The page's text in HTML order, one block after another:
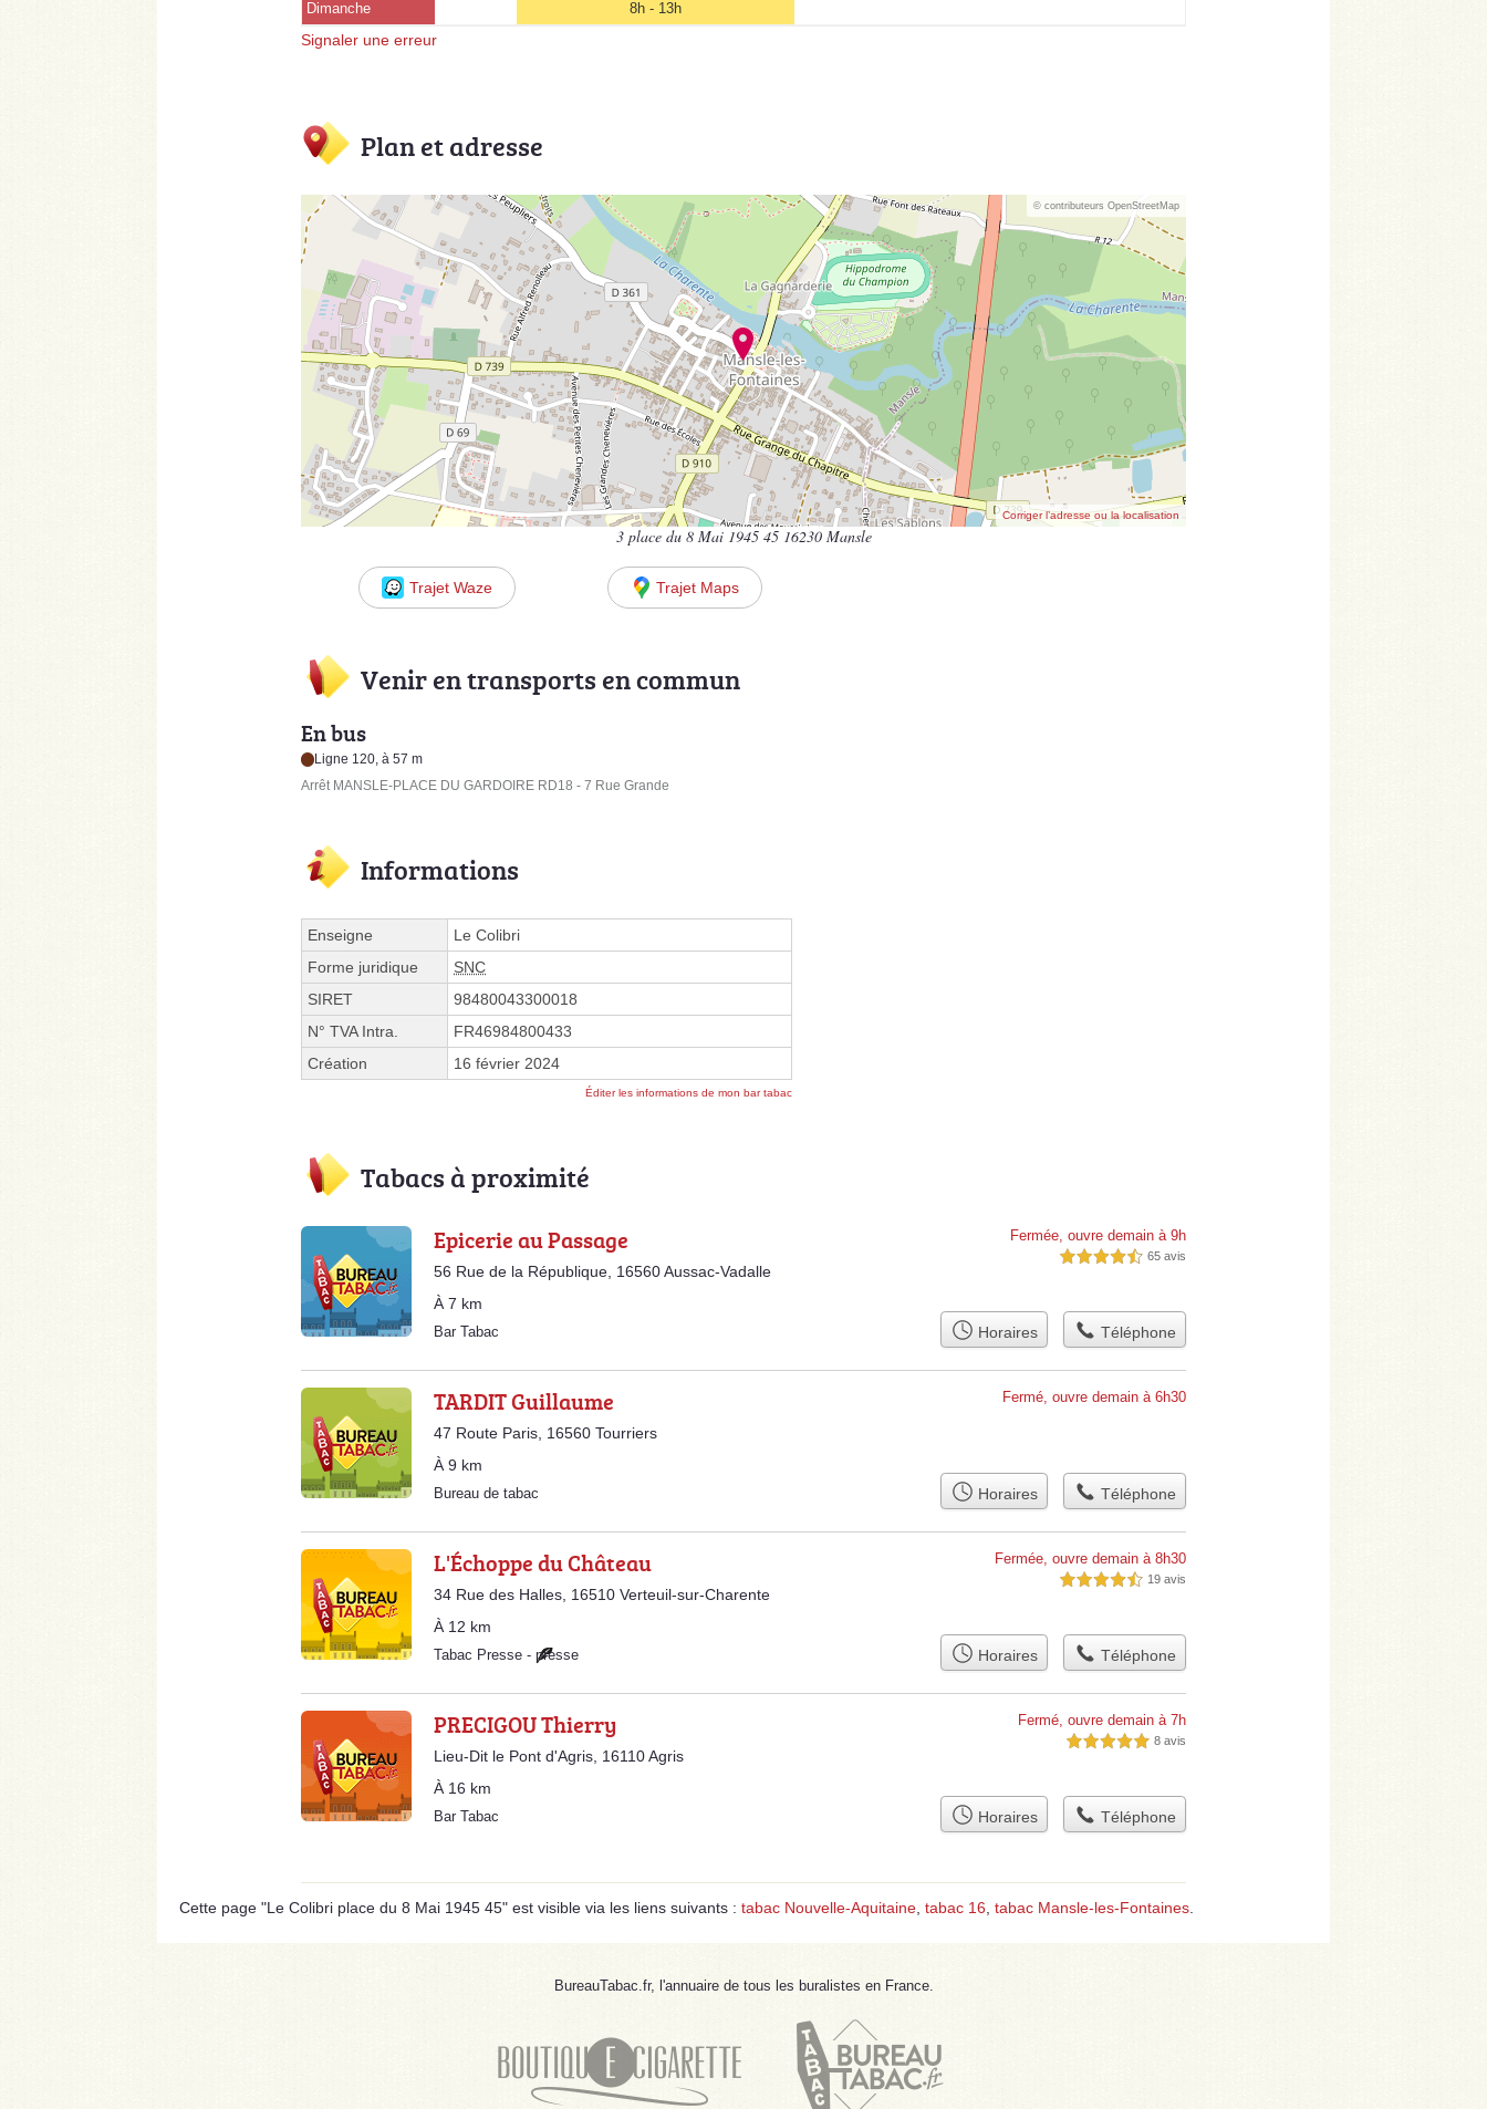
Dimanche 8h - 13h
Signaler une erreur
Plan et adresse
© contributeurs OpenStreetMap
Corriger l’adresse ou la localisation
3 place du 8 Mai 1945 45 16230 Mansle
Trajet Waze Trajet Maps
Venir en transports en commun
En bus
Ligne 120, à 57 m
Arrêt MANSLE-PLACE DU GARDOIRE RD18 - 7 Rue Grande
Informations
Enseigne
Le Colibri
Forme juridique
SNC
SIRET
98480043300018
N° TVA Intra.
FR46984800433
Création
16 février 2024
Éditer les informations de mon bar tabac
Tabacs à proximité
Epicerie au Passage
56 Rue de la République, 16560 Aussac-Vadalle
À 7 km
Fermée, ouvre demain à 9h
4,5 étoiles sur 5 65 avis
Bar Tabac Horaires Téléphone
TARDIT Guillaume
47 Route Paris, 16560 Tourriers
À 9 km
Fermé, ouvre demain à 6h30
Bureau de tabac Horaires Téléphone
L'Échoppe du Château
34 Rue des Halles, 16510 Verteuil-sur-Charente
À 12 km
Fermée, ouvre demain à 8h30
4,5 étoiles sur 5 19 avis
Tabac Presse - presse Horaires Téléphone
PRECIGOU Thierry
Lieu-Dit le Pont d'Agris, 16110 Agris
À 16 km
Fermé, ouvre demain à 7h
5,0 étoiles sur 5 8 avis
Bar Tabac Horaires Téléphone
Cette page "Le Colibri place du 8 Mai 1945 45" est visible via les liens suivants : tabac Nouvelle-Aquitaine, tabac 16, tabac Mansle-les-Fontaines.
BureauTabac.fr, l'annuaire de tous les buralistes en France.